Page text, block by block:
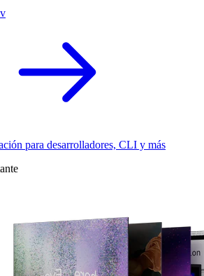
para desarrolladores, CLI y más